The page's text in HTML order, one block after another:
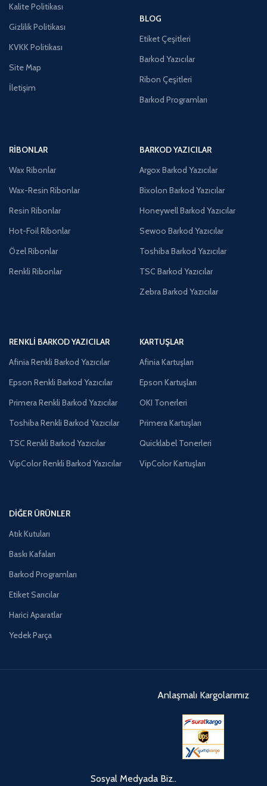
Kalite Politikası
Gizlilik Politikası
KVKK Politikası
Site Map
İletişim
BLOG
Etiket Çeşitleri
Barkod Yazıcılar
Ribon Çeşitleri
Barkod Programları
RIBONLAR
Wax Ribonlar
Wax-Resin Ribonlar
Resin Ribonlar
Hot-Foil Ribonlar
Özel Ribonlar
Renkli Ribonlar
BARKOD YAZICILAR
Argox Barkod Yazıcılar
Bixolon Barkod Yazıcılar
Honeywell Barkod Yazıcılar
Sewoo Barkod Yazıcılar
Toshiba Barkod Yazıcılar
TSC Barkod Yazıcılar
Zebra Barkod Yazıcılar
RENKLI BARKOD YAZICILAR
Afinia Renkli Barkod Yazıcılar
Epson Renkli Barkod Yazıcılar
Primera Renkli Barkod Yazıcılar
Toshiba Renkli Barkod Yazıcılar
TSC Renkli Barkod Yazıcılar
VipColor Renkli Barkod Yazıcılar
KARTUŞLAR
Afinia Kartuşları
Epson Kartuşları
OKI Tonerleri
Primera Kartuşları
Quicklabel Tonerleri
VipColor Kartuşları
DIĞER ÜRÜNLER
Atık Kutuları
Baskı Kafaları
Barkod Programları
Etiket Sarıcılar
Harici Aparatlar
Yedek Parça
Anlaşmalı Kargolarımız
Sosyal Medyada Biz..